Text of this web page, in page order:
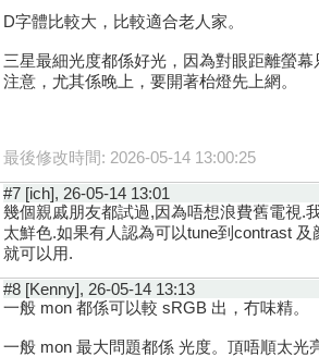
D字體比較大，比較適合老人家。
三星最細光度都係好光，因為對眼距離螢幕
注意，尤其係晚上，要開著枱燈先上網。
最後修改時間: 2026-05-14 13:00:25
#7 [ich], 26-05-14 13:01
幾個親戚朋友都試過,因為唔想浪費舊電視.
太鮮色.如果有人認為可以tune到contrast
就可以用.
#8 [Kenny], 26-05-14 13:13
一般 mon 都係可以較 sRGB 出，冇味精。
一般 mon 最大問題都係 光度。頂唔順太光